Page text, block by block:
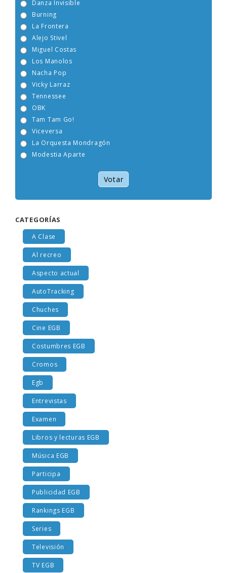
Danza Invisible
Burning
La Frontera
Alejo Stivel
Miguel Costas
Los Manolos
Nacha Pop
Vicky Larraz
Tennessee
OBK
Tam Tam Go!
Viceversa
La Orquesta Mondragón
Modestia Aparte
Votar
CATEGORÍAS
A Clase
Al recreo
Aspecto actual
AutoTracking
Chuches
Cine EGB
Costumbres EGB
Cromos
Egb
Entrevistas
Examen
Libros y lecturas EGB
Música EGB
Participa
Publicidad EGB
Rankings EGB
Series
Televisión
TV EGB